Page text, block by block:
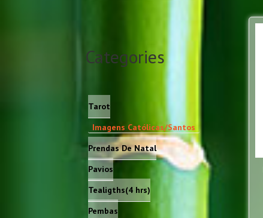
Categories
Tarot
Imagens Católicas/Santos
Prendas De Natal
Pavios
Tealigths(4 hrs)
Pembas